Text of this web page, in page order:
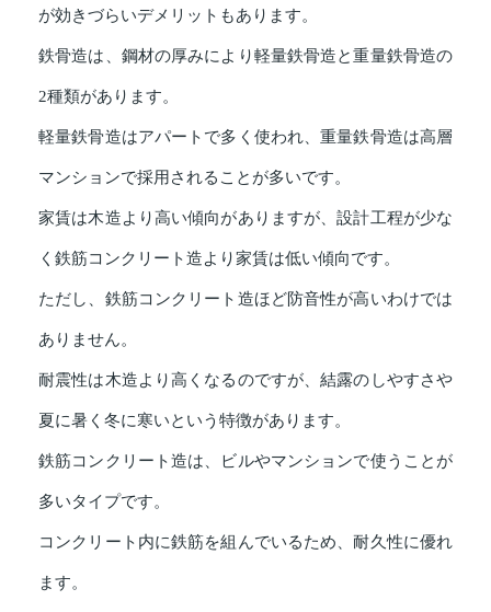
が効きづらいデメリットもあります。
鉄骨造は、鋼材の厚みにより軽量鉄骨造と重量鉄骨造の
2種類があります。
軽量鉄骨造はアパートで多く使われ、重量鉄骨造は高層
マンションで採用されることが多いです。
家賃は木造より高い傾向がありますが、設計工程が少な
く鉄筋コンクリート造より家賃は低い傾向です。
ただし、鉄筋コンクリート造ほど防音性が高いわけでは
ありません。
耐震性は木造より高くなるのですが、結露のしやすさや
夏に暑く冬に寒いという特徴があります。
鉄筋コンクリート造は、ビルやマンションで使うことが
多いタイプです。
コンクリート内に鉄筋を組んでいるため、耐久性に優れ
ます。